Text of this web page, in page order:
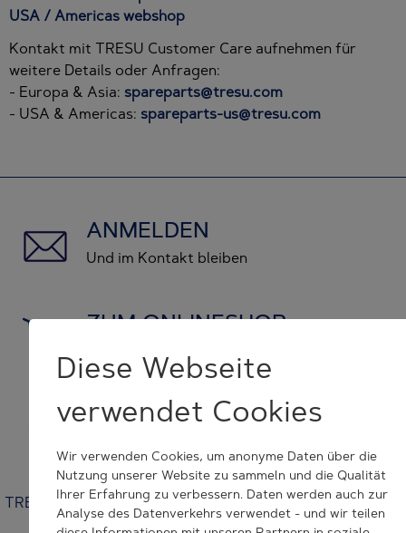
USA / Americas webshop
Kontakt mit TRESU Customer Care aufnehmen für
weitere Details oder Anfragen:
- Europa & Asia: spareparts@tresu.com
- USA & Americas: spareparts-us@tresu.com
ANMELDEN
Und im Kontakt bleiben
ZUM ONLINESHOP
KONTAKT NEHMEN
TRESU | Venusvej 44 | 6000 Kolding | Denmark | +45 7632
3500 | tresu@tresu.com
Diese Webseite
verwendet Cookies
Wir verwenden Cookies, um anonyme Daten über die
Nutzung unserer Website zu sammeln und die Qualität
Ihrer Erfahrung zu verbessern. Daten werden auch zur
Analyse des Datenverkehrs verwendet - und wir teilen